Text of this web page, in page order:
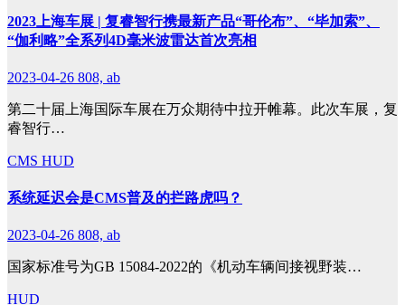
2023上海车展 | 复睿智行携最新产品“哥伦布”、“毕加索”、
“伽利略”全系列4D毫米波雷达首次亮相
2023-04-26 808, ab
第二十届上海国际车展在万众期待中拉开帷幕。此次车展，复
睿智行…
CMS HUD
系统延迟会是CMS普及的拦路虎吗？
2023-04-26 808, ab
国家标准号为GB 15084-2022的《机动车辆间接视野装…
HUD